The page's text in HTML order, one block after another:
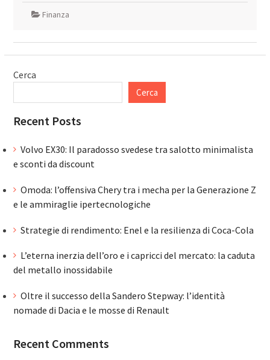
Finanza
Cerca
Cerca
Recent Posts
Volvo EX30: Il paradosso svedese tra salotto minimalista
e sconti da discount
Omoda: l’offensiva Chery tra i mecha per la Generazione Z
e le ammiraglie ipertecnologiche
Strategie di rendimento: Enel e la resilienza di Coca-Cola
L’eterna inerzia dell’oro e i capricci del mercato: la caduta
del metallo inossidabile
Oltre il successo della Sandero Stepway: l’identità
nomade di Dacia e le mosse di Renault
Recent Comments